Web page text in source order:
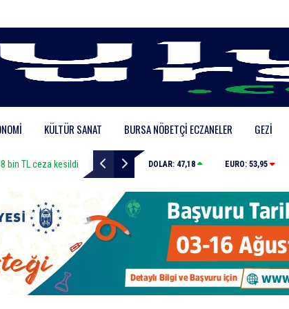
KÜLTÜR SANAT BURSA NÖBETÇI ECZANELER GEZI
bin TL ceza kesildi Karacabey Belediyespor Bursaspor’dan 2 transfer
DOLAR: 47,18 EURO: 53,95